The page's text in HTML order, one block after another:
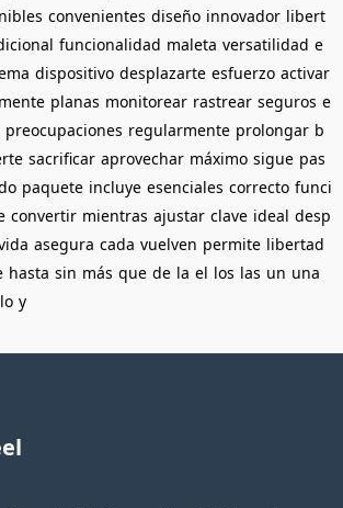
convenientes diseño innovador libert
funcionalidad maleta versatilidad e
dispositivo desplazarte esfuerzo activar
planas monitorear rastrear seguros e
preocupaciones regularmente prolongar b
sacrificar aprovechar máximo sigue pas
paquete incluye esenciales correcto funci
convertir mientras ajustar clave ideal desp
asegura cada vuelven permite libertad
hasta sin más que de la el los las un una
lo y